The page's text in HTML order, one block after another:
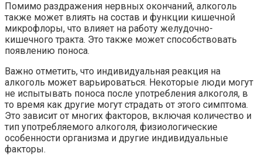
Помимо раздражения нервных окончаний, алкоголь
также может влиять на состав и функции кишечной
микрофлоры, что влияет на работу желудочно-
кишечного тракта. Это также может способствовать
появлению поноса.
Важно отметить, что индивидуальная реакция на
алкоголь может варьироваться. Некоторые люди могут
не испытывать поноса после употребления алкоголя, в
то время как другие могут страдать от этого симптома.
Это зависит от многих факторов, включая количество и
тип употребляемого алкоголя, физиологические
особенности организма и другие индивидуальные
факторы.